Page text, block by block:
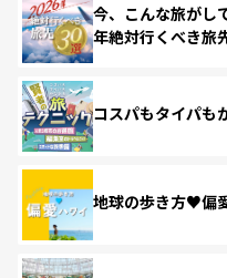
今、こんな旅がし
年絶対行くべき旅
コスパもタイパも
地球の歩き方♥偏